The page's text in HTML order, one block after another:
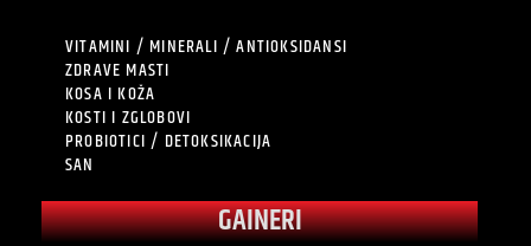
VITAMINI / MINERALI / ANTIOKSIDANSI
ZDRAVE MASTI
KOSA I KOŽA
KOSTI I ZGLOBOVI
PROBIOTICI / DETOKSIKACIJA
SAN
GAINERI